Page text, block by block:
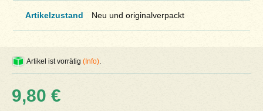
Artikelzustand Neu und originalverpackt
Artikel ist vorrätig(Info)
9,80 €